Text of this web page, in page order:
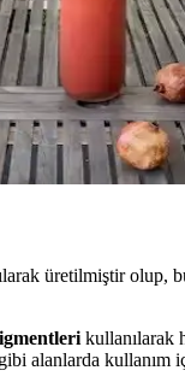
fiyat ve
seçimler
üretilmiştir olup,
kullanılarak
alanlarda kullanım